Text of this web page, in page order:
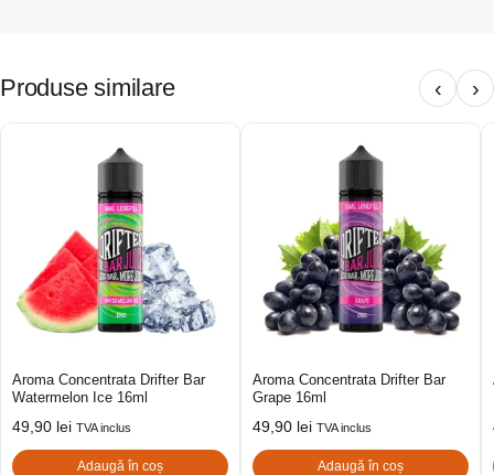
Produse similare ‹ ›
Aroma Concentrata Drifter Bar
Watermelon Ice 16ml
49,90 lei TVA inclus
Adaugă în coș
Aroma Concentrata Drifter Bar
Grape 16ml
49,90 lei TVA inclus
Adaugă în coș